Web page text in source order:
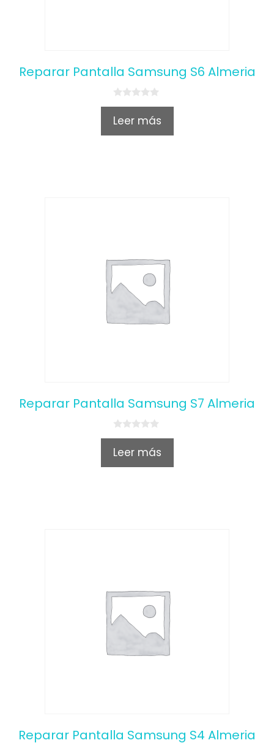
Reparar Pantalla Samsung S6 Almeria
0
u
Leer más
Reparar Pantalla Samsung S7 Almeria
0
u
Leer más
Reparar Pantalla Samsung S4 Almeria